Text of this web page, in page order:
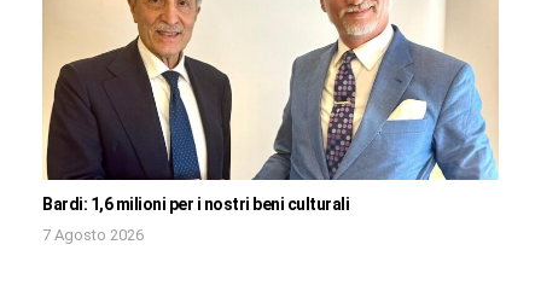
Bardi: 1,6 milioni per i nostri beni culturali
7 Agosto 2026